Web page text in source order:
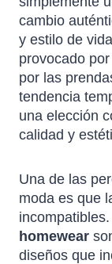
cambio
y estilo de
provocado
por las
tendencia
una elección
calidad y
Una de las
moda es que
homewear
diseños que